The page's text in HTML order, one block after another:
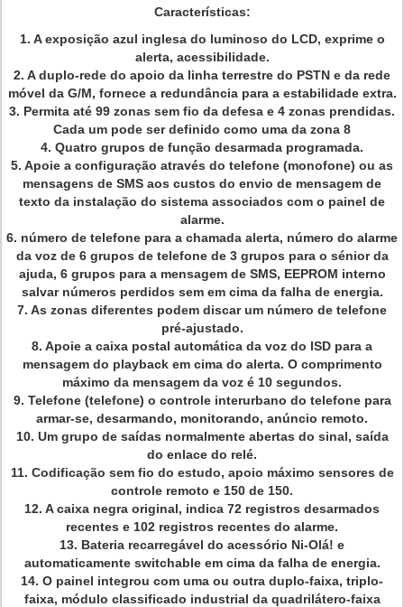
Características:
1. A exposição azul inglesa do luminoso do LCD, exprime o
alerta, acessibilidade.
2. A duplo-rede do apoio da linha terrestre do PSTN e da rede
móvel da G/M, fornece a redundância para a estabilidade extra.
3. Permita até 99 zonas sem fio da defesa e 4 zonas prendidas.
Cada um pode ser definido como uma da zona 8
4. Quatro grupos de função desarmada programada.
5. Apoie a configuração através do telefone (monofone) ou as
mensagens de SMS aos custos do envio de mensagem de
texto da instalação do sistema associados com o painel de
alarme.
6. número de telefone para a chamada alerta, número do alarme
da voz de 6 grupos de telefone de 3 grupos para o sénior da
ajuda, 6 grupos para a mensagem de SMS, EEPROM interno
salvar números perdidos sem em cima da falha de energia.
7. As zonas diferentes podem discar um número de telefone
pré-ajustado.
8. Apoie a caixa postal automática da voz do ISD para a
mensagem do playback em cima do alerta. O comprimento
máximo da mensagem da voz é 10 segundos.
9. Telefone (telefone) o controle interurbano do telefone para
armar-se, desarmando, monitorando, anúncio remoto.
10. Um grupo de saídas normalmente abertas do sinal, saída
do enlace do relé.
11. Codificação sem fio do estudo, apoio máximo sensores de
controle remoto e 150 de 150.
12. A caixa negra original, indica 72 registros desarmados
recentes e 102 registros recentes do alarme.
13. Bateria recarregável do acessório Ni-Olá! e
automaticamente switchable em cima da falha de energia.
14. O painel integrou com uma ou outra duplo-faixa, triplo-
faixa, módulo classificado industrial da quadrilátero-faixa